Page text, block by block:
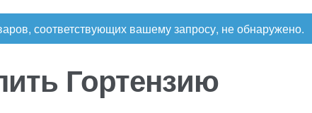
4180рахунок 4500Рахунок 5200рахунок 765
соответствующих вашему запросу, не обнаружено.
Гортензию